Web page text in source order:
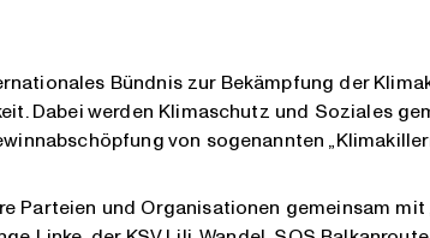
Bündnis zur Bekämpfung der
Dabei werden Klimaschutz und Soziales
von sogenannten
Parteien und Organisationen gemeinsam mit